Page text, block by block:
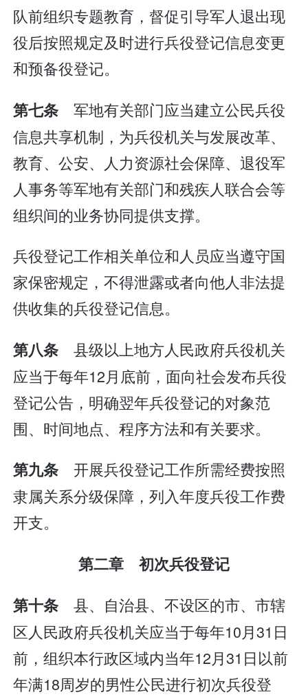
队前组织专题教育，督促引导军人退出现
役后按照规定及时进行兵役登记信息变更
和预备役登记。
第七条军地有关部门应当建立公民兵役
信息共享机制，为兵役机关与发展改革、
教育、公安、人力资源社会保障、退役军
人事务等军地有关部门和残疾人联合会等
组织间的业务协同提供支撑。
兵役登记工作相关单位和人员应当遵守国
家保密规定，不得泄露或者向他人非法提
供收集的兵役登记信息。
第八条县级以上地方人民政府兵役机关
应当于每年12月底前，面向社会发布兵役
登记公告，明确翌年兵役登记的对象范
围、时间地点、程序方法和有关要求。
第九条开展兵役登记工作所需经费按照
隶属关系分级保障，列入年度兵役工作费
开支。
第二章 初次兵役登记
第十条县、自治县、不设区的市、市辖
区人民政府兵役机关应当于每年10月31日
前，组织本行政区域内当年12月31日以前
年满18周岁的男性公民进行初次兵役登